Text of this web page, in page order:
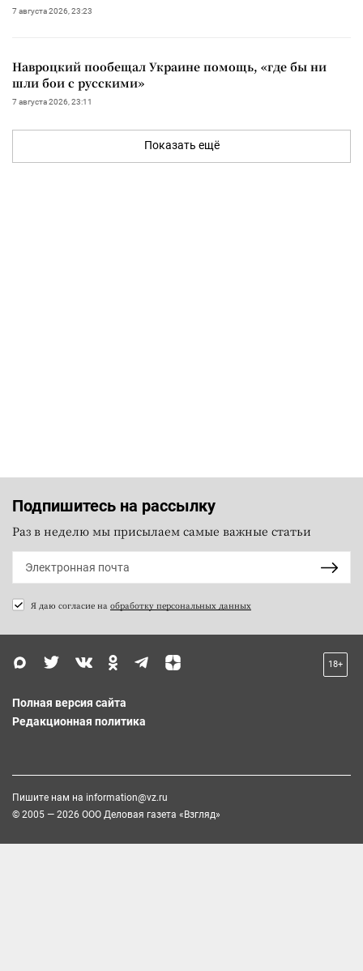
7 августа 2026, 23:23
Навроцкий пообещал Украине помощь, «где бы ни
шли бои с русскими»
7 августа 2026, 23:11
Показать ещё
Подпишитесь на рассылку
Раз в неделю мы присылаем самые важные статьи
Я даю согласие на обработку персональных данных
18+
Полная версия сайта
Редакционная политика
Пишите нам на information@vz.ru
© 2005 — 2026 ООО Деловая газета «Взгляд»